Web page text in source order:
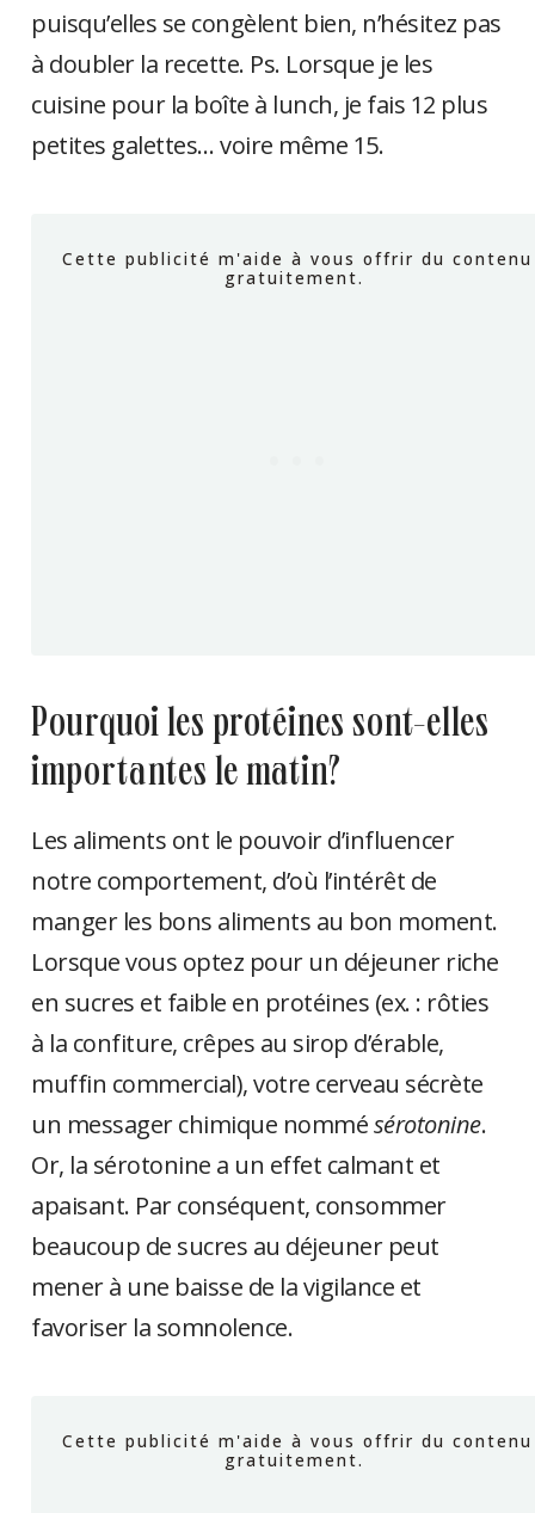
puisqu’elles se congèlent bien, n’hésitez pas
à doubler la recette. Ps. Lorsque je les
cuisine pour la boîte à lunch, je fais 12 plus
petites galettes… voire même 15.
pourquoi les protéines sont-elles
importantes le matin?
Les aliments ont le pouvoir d’influencer
notre comportement, d’où l’intérêt de
manger les bons aliments au bon moment.
Lorsque vous optez pour un déjeuner riche
en sucres et faible en protéines (ex. : rôties
à la confiture, crêpes au sirop d’érable,
muffin commercial), votre cerveau sécrète
un messager chimique nommésérotonine.
Or, la sérotonine a un effet calmant et
apaisant. Par conséquent, consommer
beaucoup de sucres au déjeuner peut
mener à une baisse de la vigilance et
favoriser la somnolence.